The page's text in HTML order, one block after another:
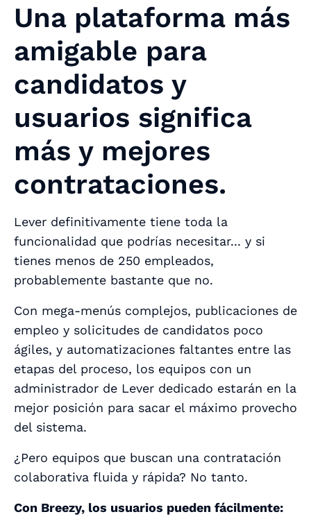
Una plataforma más
amigable para
candidatos y
usuarios significa
más y mejores
contrataciones.
Lever definitivamente tiene toda la
funcionalidad que podrías necesitar... y si
tienes menos de 250 empleados,
probablemente bastante que no.
Con mega-menús complejos, publicaciones de
empleo y solicitudes de candidatos poco
ágiles, y automatizaciones faltantes entre las
etapas del proceso, los equipos con un
administrador de Lever dedicado estarán en la
mejor posición para sacar el máximo provecho
del sistema.
¿Pero equipos que buscan una contratación
colaborativa fluida y rápida? No tanto.
Con Breezy, los usuarios pueden fácilmente: